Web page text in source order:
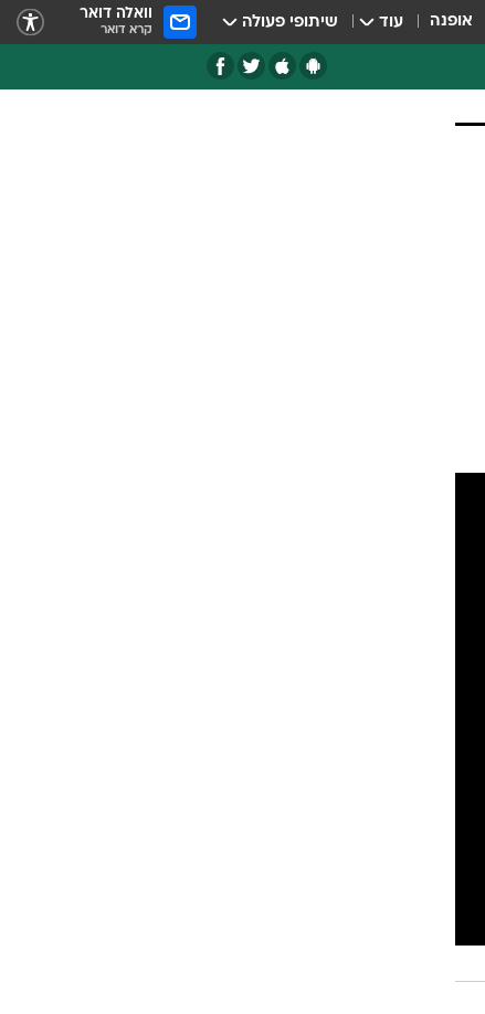
אופנה עוד שיתופי פעולה וואלה דואר
קרא דואר